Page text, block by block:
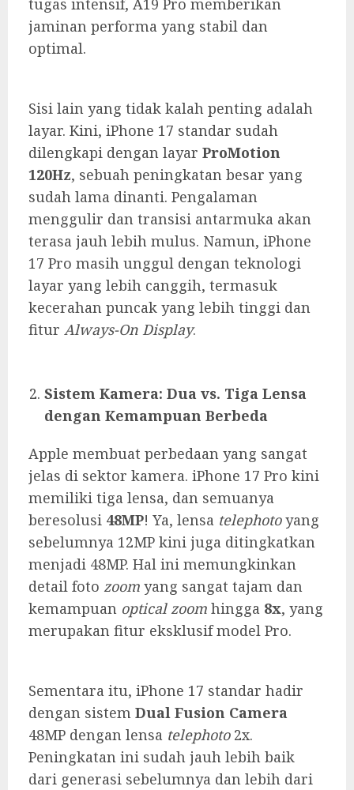
jaminan performa yang stabil dan
optimal.
Sisi lain yang tidak kalah penting adalah
layar. Kini, iPhone 17 standar sudah
dilengkapi dengan layar ProMotion
120Hz, sebuah peningkatan besar yang
sudah lama dinanti. Pengalaman
menggulir dan transisi antarmuka akan
terasa jauh lebih mulus. Namun, iPhone
17 Pro masih unggul dengan teknologi
layar yang lebih canggih, termasuk
kecerahan puncak yang lebih tinggi dan
fitur Always-On Display.
Sistem Kamera: Dua vs. Tiga Lensa
dengan Kemampuan Berbeda
Apple membuat perbedaan yang sangat
jelas di sektor kamera. iPhone 17 Pro kini
memiliki tiga lensa, dan semuanya
beresolusi 48MP! Ya, lensa telephotoyang
sebelumnya 12MP kini juga ditingkatkan
menjadi 48MP. Hal ini memungkinkan
detail foto zoom yang sangat tajam dan
kemampuan optical zoom hingga 8x, yang
merupakan fitur eksklusif model Pro.
Sementara itu, iPhone 17 standar hadir
dengan sistem Dual Fusion Camera
48MP dengan lensa telephoto2x.
Peningkatan ini sudah jauh lebih baik
dari generasi sebelumnya dan lebih dari